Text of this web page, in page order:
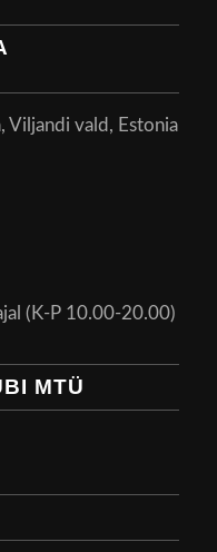
Viljandi vald, Estonia
(K-P 10.00-20.00)
MTÜ